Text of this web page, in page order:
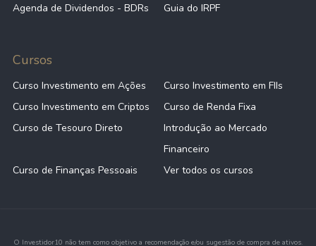
Agenda de Dividendos - BDRs Guia do IRPF
Cursos
Curso Investimento em Ações
Curso Investimento em FIIs
Curso Investimento em Criptos
Curso de Renda Fixa
Curso de Tesouro Direto
Introdução ao Mercado
Financeiro
Curso de Finanças Pessoais
Ver todos os cursos
O Investidor10 não tem como objetivo a recomendação e/ou sugestão de compra de ativos.